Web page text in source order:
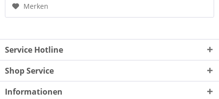
Merken
Service Hotline
Shop Service
Informationen